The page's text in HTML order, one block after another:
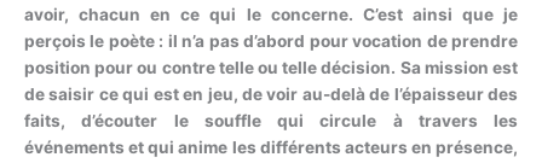
avoir, chacun en ce qui le concerne. C’est ainsi que je
perçois le poète : il n’a pas d’abord pour vocation de prendre
position pour ou contre telle ou telle décision. Sa mission est
de saisir ce qui est en jeu, de voir au-delà de l’épaisseur des
faits, d’écouter le souffle qui circule à travers les
événements et qui anime les différents acteurs en présence,